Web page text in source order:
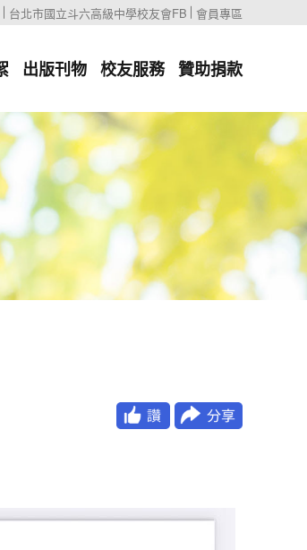
台北市國立斗六高級中學校友會FB 會員專區
出版刊物 校友服務 贊助捐款